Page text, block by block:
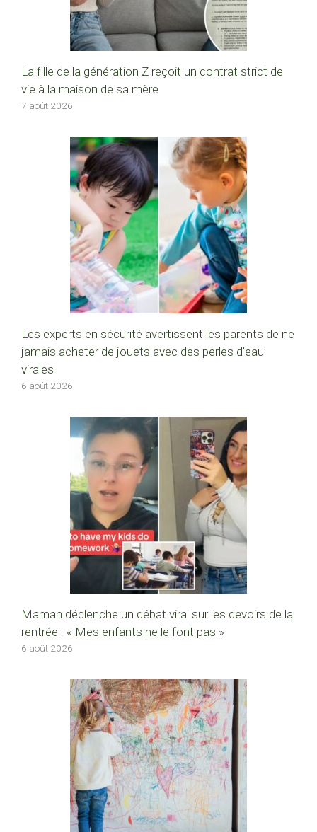
La fille de la génération Z reçoit un contrat strict de
vie à la maison de sa mère
7 août 2026
Les experts en sécurité avertissent les parents de ne
jamais acheter de jouets avec des perles d’eau
virales
6 août 2026
Maman déclenche un débat viral sur les devoirs de la
rentrée : « Mes enfants ne le font pas »
6 août 2026